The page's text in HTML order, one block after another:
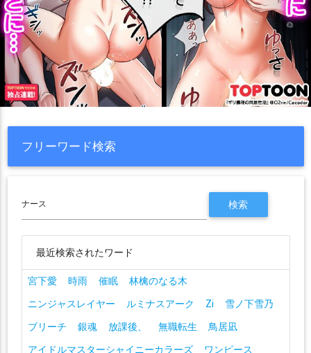
フリーワード検索
最近検索されたワード
宮下愛 時雨 催眠
林檎のなる木
ニンジャスレイヤー
ルミナスアーク Zi
雪ノ下雪乃
ブリーチ
銀魂 放課後、 無職転生
鳥居凪
アイドルマスターシャイニーカラーズ
ワンピース